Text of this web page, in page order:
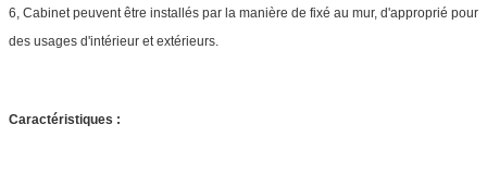
6, Cabinet peuvent être installés par la manière de fixé au mur, d'approprié pour
des usages d'intérieur et extérieurs.
Caractéristiques :